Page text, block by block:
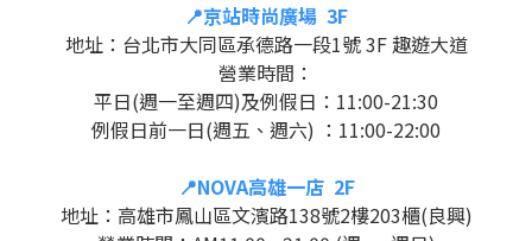
📍京站時尚廣場 3F
地址：台北市大同區承德路一段1號 3F 趣遊大道
營業時間：
平日(週一至週四)及例假日：11:00-21:30
例假日前一日(週五、週六) ：11:00-22:00
📍NOVA高雄一店 2F
地址：高雄市鳳山區文濱路138號2樓203櫃(良興)